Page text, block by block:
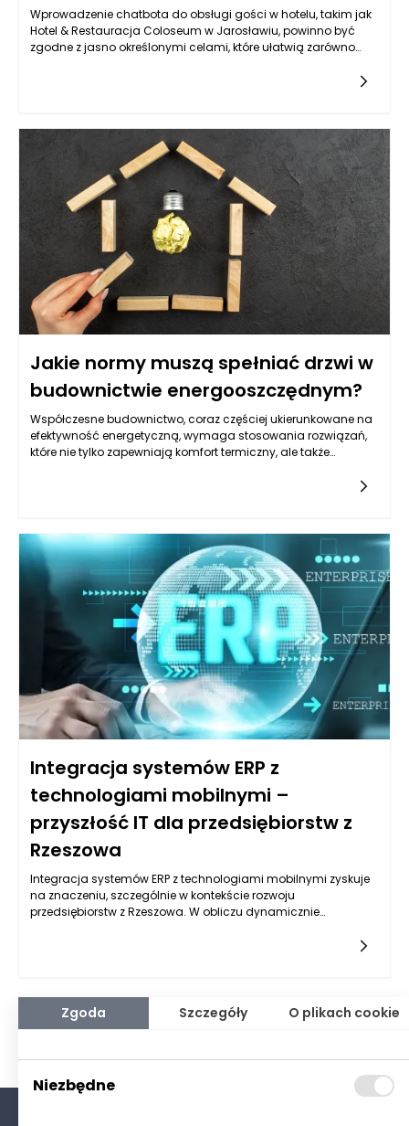
Wprowadzenie chatbota do obsługi gości w hotelu, takim jak
Hotel & Restauracja Coloseum w Jarosławiu, powinno być
zgodne z jasno określonymi celami, które ułatwią zarówno
zwiększenie dostępności informacji oraz możliwości interakcji.
pokoi, menu czy atrakcji w okolicy. Warto, aby jego działanie
nie ograniczało się jedynie do udzielania odpowiedzi na
często zadawane pytania. Powinien także potrafić skierować
gości do odpowiednich osób w zespole, gdy konkretne
zapytania wymagają interwencji człowieka. Obiekt w
Jarosławiu, ze swoim eleganckim designem i szeroką ofertą,
ma szansę na zbudowanie silniejszych relacji z klientami
dzięki większej efektywności obsługi.
Jakie normy muszą spełniać drzwi w
budownictwie energooszczędnym?
Współczesne budownictwo, coraz częściej ukierunkowane na
efektywność energetyczną, wymaga stosowania rozwiązań,
które nie tylko zapewniają komfort termiczny, ale także
oraz parametrów określonych zarówno przez przepisy prawa,
jak i praktyczne wymagania użytkowników. Sprawdźmy, jakie
dokładnie warunki powinny spełniać drzwi w budownictwie
energooszczędnym i na co zwraca uwagę renomowany
producent drzwi zewnętrznych.
Integracja systemów ERP z
technologiami mobilnymi –
przyszłość IT dla przedsiębiorstw z
Rzeszowa
Integracja systemów ERP z technologiami mobilnymi zyskuje
na znaczeniu, szczególnie w kontekście rozwoju
przedsiębiorstw z Rzeszowa. W obliczu dynamicznie
bardziej efektywne, gdy zostaną wzbogacone o funkcje
mobilne. Dzięki takiej integracji przedsiębiorstwa zyskują
dostęp do kluczowych informacji w czasie rzeczywistym, co
podejmowanie decyzji.
Zgoda Szczegóły O plikach cookie
Niezbędne